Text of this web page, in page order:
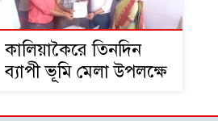
কালিয়াকৈরে তিনদিন
ব্যাপী ভূমি মেলা উপলক্ষে